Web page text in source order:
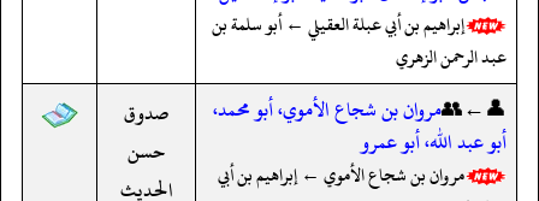
إبراهيم بن أبي عبلة العقيلي ← أبو سلمة بن
عبد الرحمن الزهري
👤←👥مروان بن شجاع الأموي، أبو محمد،
أبو عبد الله، أبو عمرو
مروان بن شجاع الأموي ← إبراهيم بن أبي
صدوق
حسن
الحديث